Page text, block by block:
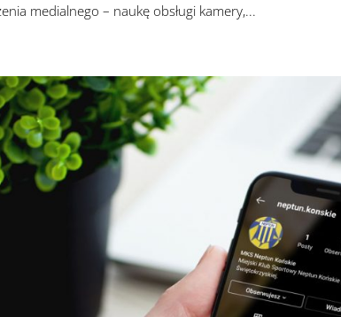
medialnego – naukę obsługi kamery,...